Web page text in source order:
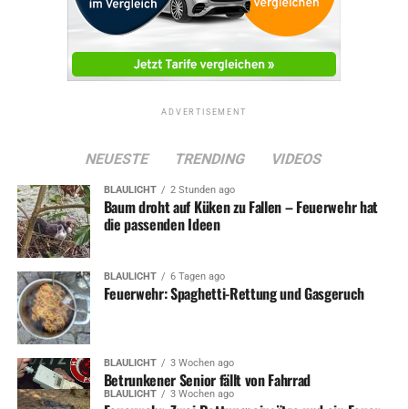
ADVERTISEMENT
NEUESTE TRENDING VIDEOS
BLAULICHT 2 Stunden ago
Baum droht auf Küken zu Fallen – Feuerwehr hat
die passenden Ideen
BLAULICHT 6 Tagen ago
Feuerwehr: Spaghetti-Rettung und Gasgeruch
BLAULICHT 3 Wochen ago
Betrunkener Senior fällt von Fahrrad
BLAULICHT 3 Wochen ago